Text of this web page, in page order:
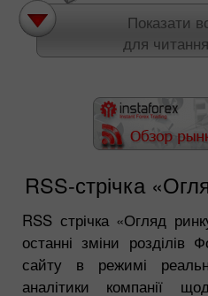
Показати
для
RSS-стрічка
RSS стрічка «Огляд
останні зміни розділів
сайту в режимі
аналітики компанії